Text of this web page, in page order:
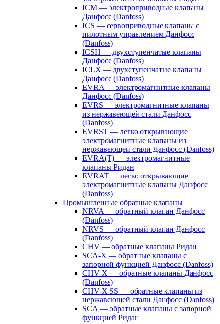
ICM — электроприводные клапаны
Данфосс (Danfoss)
ICS — сервоприводные клапаны с
пилотным управлением Данфосс
(Danfoss)
ICSH — двухступенчатые клапаны
Данфосс (Danfoss)
ICLX — двухступенчатые клапаны
Данфосс (Danfoss)
EVRA — электромагнитные клапаны
Данфосс (Danfoss)
EVRS — электромагнитные клапаны
из нержавеющей стали Данфосс
(Danfoss)
EVRST — легко открывающие
электромагнитные клапаны из
нержавеющей стали Данфосс (Danfoss)
EVRA(T) — электромагнитные
клапаны Ридан
EVRAT — легко открывающие
электромагнитные клапаны Данфосс
(Danfoss)
Промышленные обратные клапаны
NRVA — обратный клапан Данфосс
(Danfoss)
NRVS — обратный клапан Данфосс
(Danfoss)
CHV — обратные клапаны Ридан
SCA-X — обратные клапаны с
запорной функцией Данфосс (Danfoss)
CHV-X — обратные клапаны Данфосс
(Danfoss)
CHV-X SS — обратные клапаны из
нержавеющей стали Данфосс (Danfoss)
SCA — обратные клапаны с запорной
функцией Ридан